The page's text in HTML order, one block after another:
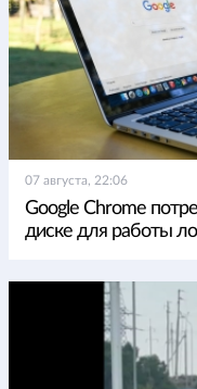
07 августа, 22:06
Google Chrome
диске для работы